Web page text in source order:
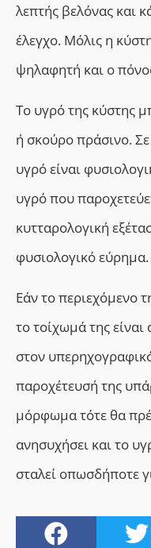
λεπτής βελόνας και
έλεγχο. Μόλις η
ψηλαφητή και ο
Το υγρό της κύστης
ή σκούρο πράσινο. Σε
υγρό είναι
υγρό που
κυτταρολογική
φυσιολογικό εύρημα.
Εάν το περιεχόμενο
το τοίχωμά της
στον
παροχέτευσή της
μόρφωμα τότε θα
ανησυχήσει και το
σταλεί οπωσδήποτε